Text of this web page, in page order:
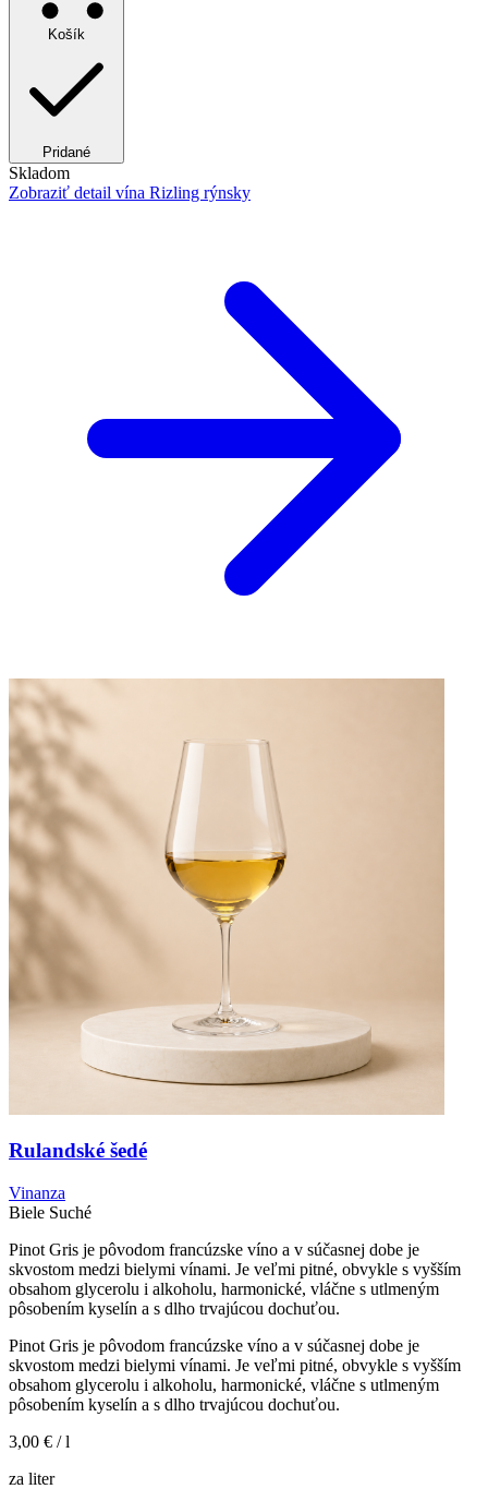
Košík
Pridané
Skladom
Zobraziť detail vína Rizling rýnsky
Rulandské šedé
Vinanza
Biele Suché
Pinot Gris je pôvodom francúzske víno a v súčasnej dobe je
skvostom medzi bielymi vínami. Je veľmi pitné, obvykle s vyšším
obsahom glycerolu i alkoholu, harmonické, vláčne s utlmeným
pôsobením kyselín a s dlho trvajúcou dochuťou.
Pinot Gris je pôvodom francúzske víno a v súčasnej dobe je
skvostom medzi bielymi vínami. Je veľmi pitné, obvykle s vyšším
obsahom glycerolu i alkoholu, harmonické, vláčne s utlmeným
pôsobením kyselín a s dlho trvajúcou dochuťou.
3,00 € / l
za liter